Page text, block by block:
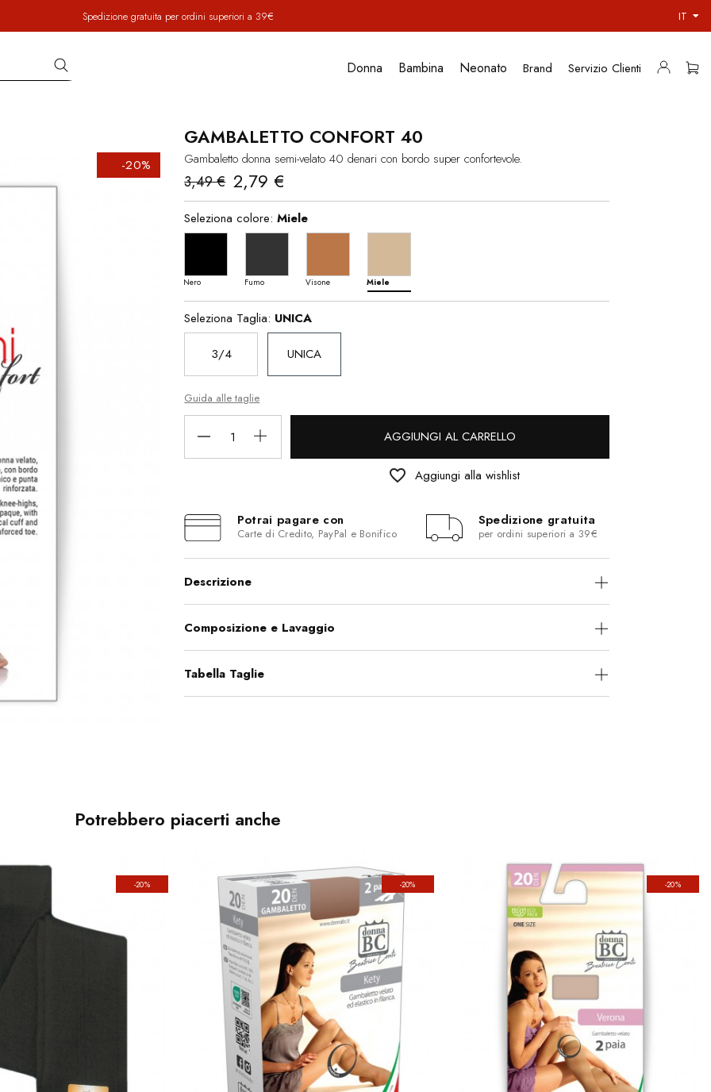
Spedizione gratuita per ordini superiori a 39€ IT
Donna Bambina Neonato Brand Servizio Clienti
-20%
GAMBALETTO CONFORT 40
Gambaletto donna semi-velato 40 denari con bordo super confortevole.
3,49 € 2,79 €
Seleziona colore:Miele
Nero Fumo Visone Miele
Seleziona Taglia: UNICA
3/4 UNICA
Guida alle taglie
AGGIUNGI AL CARRELLO
favorite_border Aggiungi alla wishlist
Potrai pagare con
Carte di Credito, PayPal e Bonifico
Spedizione gratuita
per ordini superiori a 39€
Descrizione
Composizione e Lavaggio
Tabella Taglie
Potrebbero piacerti anche
-20% -20% -20%